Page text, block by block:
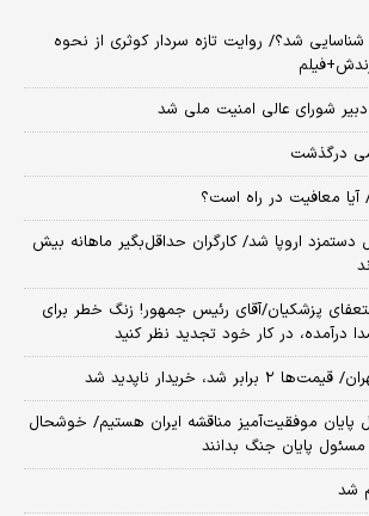
شد؟/ روایت تازه سردار کوثری از نحوه
شورای عالی امنیت ملی شد
درگذشت
آیا معافیت در راه است؟
اروپا شد/ کارگران حداقل‌بگیر ماهانه بیش
پزشکیان/آقای رئیس جمهور! زنگ خطر برای
درآمده، در کار خود تجدید نظر کنید
شد، خریدار ناپدید شد
پایان موفقیت‌آمیز مناقشه ایران هستیم/ خوشحال
پایان جنگ بدانند
شد